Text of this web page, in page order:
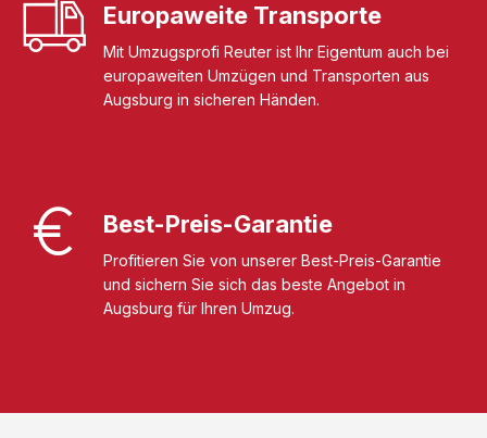
Europaweite Transporte
Mit Umzugsprofi Reuter ist Ihr Eigentum auch bei
europaweiten Umzügen und Transporten aus
Augsburg in sicheren Händen.
Best-Preis-Garantie
Profitieren Sie von unserer Best-Preis-Garantie
und sichern Sie sich das beste Angebot in
Augsburg für Ihren Umzug.